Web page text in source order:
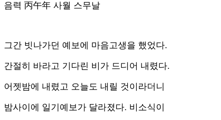
음력 丙午年 사월 스무날
그간 빗나가던 예보에 마음고생을 했었다.
간절히 바라고 기다린 비가 드디어 내렸다.
어젯밤에 내렸고 오늘도 내릴 것이라더니
밤사이에 일기예보가 달라졌다. 비소식이